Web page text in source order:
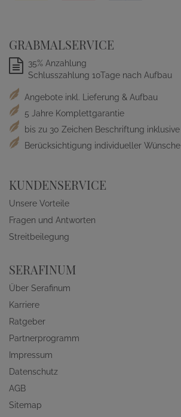
GRABMALSERVICE
35% Anzahlung
Schlusszahlung 10Tage nach Aufbau
Angebote inkl. Lieferung & Aufbau
5 Jahre Komplettgarantie
bis zu 30 Zeichen Beschriftung inklusive
Berücksichtigung individueller Wünsche
KUNDENSERVICE
Unsere Vorteile
Fragen und Antworten
Streitbeilegung
SERAFINUM
Über Serafinum
Karriere
Ratgeber
Partnerprogramm
Impressum
Datenschutz
AGB
Sitemap